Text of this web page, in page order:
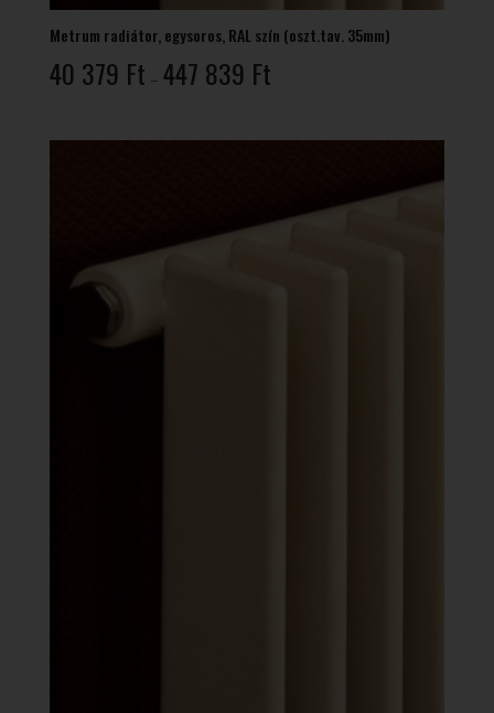
Metrum radiátor, egysoros, RAL szín (oszt.tav. 35mm)
40 379 Ft – 447 839 Ft40
-